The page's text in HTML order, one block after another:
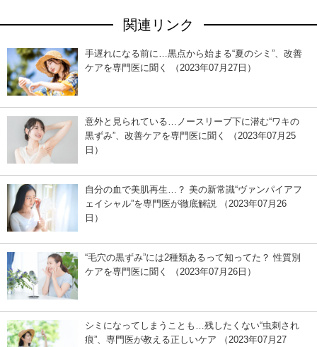
関連リンク
手遅れになる前に…黒点から始まる“夏のシミ”、改善
ケアを専門医に聞く （2023年07月27日）
意外と見られている…ノースリーブ下に潜む“ワキの
黒ずみ”、改善ケアを専門医に聞く （2023年07月25
日）
自分の血で美肌再生…？ 美の新常識“ヴァンパイアフ
ェイシャル”を専門医が徹底解説 （2023年07月26
日）
“毛穴の黒ずみ”には2種類あるって知ってた？ 性質別
ケアを専門医に聞く （2023年07月26日）
シミになってしまうことも…残したくない“虫刺され
痕”、専門医が教える正しいケア （2023年07月27